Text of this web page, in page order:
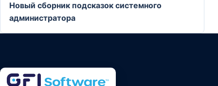
Новый сборник подсказок системного
администратора